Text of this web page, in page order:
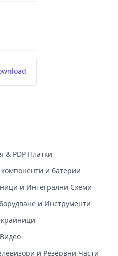
& PDP Платки
и батерии
и Интегрални Схеми
и Инструменти
и Резервни Части